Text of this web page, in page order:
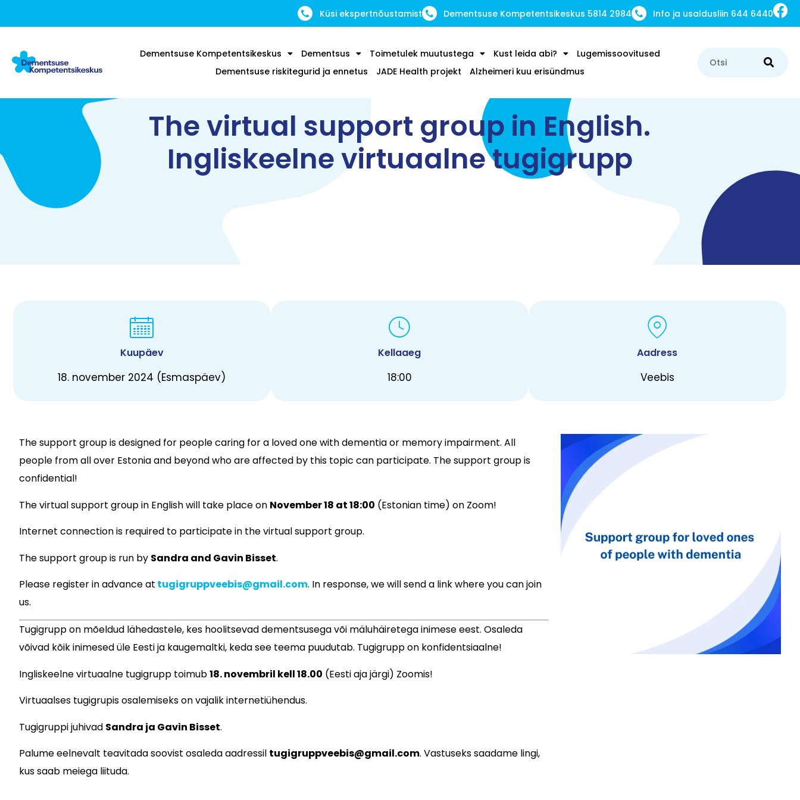
Info ja usaldusliin 644 6440
Dementsuse Kompetentsikeskus 5814 2984
Küsi ekspertnõustamist
Dementsuse Kompetentsikeskus Dementsus Toimetulek muutustega Kust leida abi?
Lugemissoovitused
Dementsuse riskitegurid ja ennetus
JADE Health projekt Alzheimeri kuu erisündmus
The virtual support group in English.
Ingliskeelne virtuaalne tugigrupp
Kuupäev
18. november 2024 (Esmaspäev)
Kellaaeg
18:00
Aadress
Veebis
The support group is designed for people caring for a loved one with dementia or memory impairment. All
people from all over Estonia and beyond who are affected by this topic can participate. The support group is
confidential!
The virtual support group in English will take place on November 18 at 18:00 (Estonian time) on Zoom!
Internet connection is required to participate in the virtual support group.
The support group is run by Sandra and Gavin Bisset.
Please register in advance at tugigruppveebis@gmail.com. In response, we will send a link where you can join
us.
Tugigrupp on mõeldud lähedastele, kes hoolitsevad dementsusega või mäluhäiretega inimese eest. Osaleda
võivad kõik inimesed üle Eesti ja kaugemaltki, keda see teema puudutab. Tugigrupp on konfidentsiaalne!
Ingliskeelne virtuaalne tugigrupp toimub18. novembril kell 18.00 (Eesti aja järgi) Zoomis!
Virtuaalses tugigrupis osalemiseks on vajalik internetiühendus.
Tugigruppi juhivad Sandra ja Gavin Bisset.
Palume eelnevalt teavitada soovist osaleda aadressil tugigruppveebis@gmail.com. Vastuseks saadame lingi,
kus saab meiega liituda.